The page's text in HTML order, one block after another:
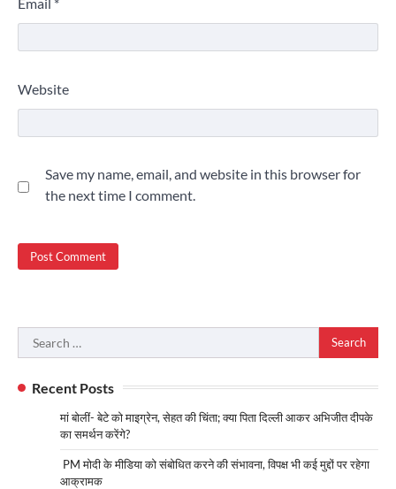
Website
Save my name, email, and website in this browser for
the next time I comment.
Search
for:
Recent Posts
मां बोलीं- बेटे को माइग्रेन, सेहत की चिंता; क्या पिता दिल्ली आकर अभिजीत दीपके
का समर्थन करेंगे?
PM मोदी के मीडिया को संबोधित करने की संभावना, विपक्ष भी कई मुद्दों पर रहेगा
आक्रामक